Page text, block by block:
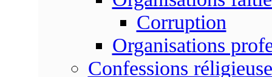
Corruption
Organisations
Confessions